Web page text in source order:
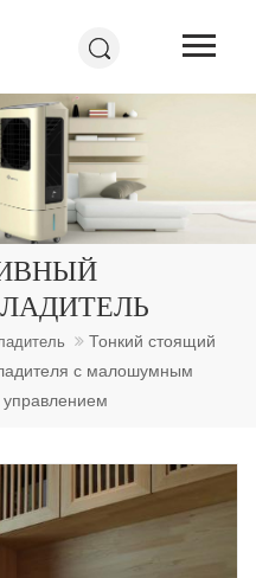
Тонкий стоящий
с малошумным